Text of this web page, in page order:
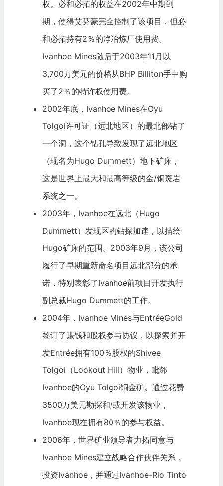
权。必和必拓的权益在2002年中期到
期，使得艾芬豪完全控制了该项目，但必
和必拓持有2％的净冶炼厂使用费。
Ivanhoe Mines随后于2003年11月以
3,700万美元的价格从BHP Billiton手中购
买了2％的特许权使用费。
2002年底，Ivanhoe Mines在Oyu
Tolgoi许可证（远北地区）的最北部钻了
一个洞，这个钻孔导致发现了远北地区
（现名为Hugo Dummett）地下矿床，
这是世界上最大和最高等级的金/铜斑岩
系统之一。
2003年，Ivanhoe在远北（Hugo
Dummett）发现区的钻探加速，以描绘
Hugo矿床的范围。2003年9月，该公司
履行了早期重新命名项目远北部分的承
诺，特别表彰了Ivanhoe前项目开发执行
副总裁Hugo Dummett的工作。
2004年，Ivanhoe Mines与EntréeGold
签订了赚钱和股权参与协议，以探索并开
发Entrée拥有100％股权的Shivee
Tolgoi（Lookout Hill）物业，毗邻
Ivanhoe的Oyu Tolgoi铜金矿。通过花费
3500万美元勘探和/或开发该物业，
Ivanhoe现在拥有80％的参与权益。
2006年，世界矿业领导者力拓同意与
Ivanhoe Mines建立战略合作伙伴关系，
投资Ivanhoe，并通过Ivanhoe-Rio Tinto